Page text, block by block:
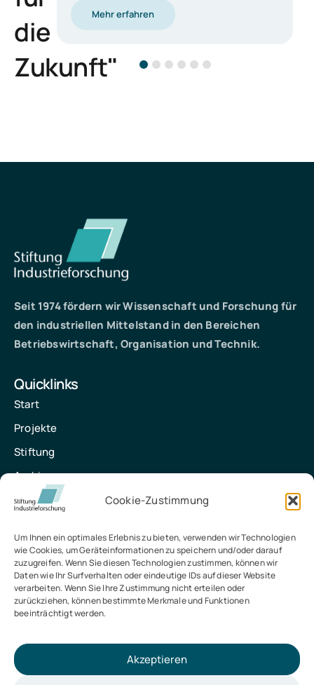
Cookie-Zustimmung
Um Ihnen ein optimales Erlebnis zu bieten, verwenden wir Technologien
wie Cookies, um Geräteinformationen zu speichern und/oder darauf
zuzugreifen. Wenn Sie diesen Technologien zustimmen, können wir
Daten wie Ihr Surfverhalten oder eindeutige IDs auf dieser Website
verarbeiten. Wenn Sie Ihre Zustimmung nicht erteilen oder
zurückziehen, können bestimmte Merkmale und Funktionen
beeinträchtigt werden.
Akzeptieren
die
Zukunft"
Seit 1974 fördern wir Wissenschaft und Forschung für
den industriellen Mittelstand in den Bereichen
Betriebswirtschaft, Organisation und Technik.
Quicklinks
Start
Projekte
Stiftung
Archiv
Kontakt
Kontakt
Stiftung Industrieforschung
Baedekerstraße 1, 45128 Essen
info@stiftung-industrieforschung.de